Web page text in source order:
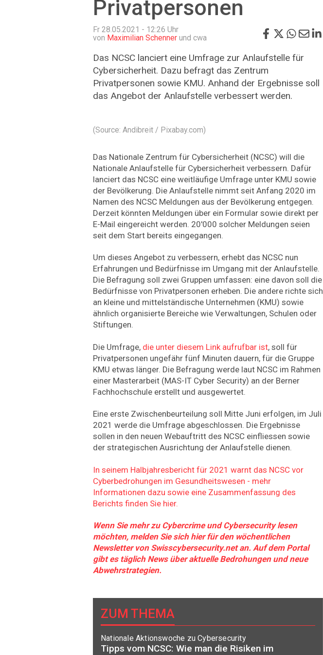
Privatpersonen
Fr 28.05.2021 - 12:26 Uhr
von Maximilian Schenner und cwa
Das NCSC lanciert eine Umfrage zur Anlaufstelle für
Cybersicherheit. Dazu befragt das Zentrum
Privatpersonen sowie KMU. Anhand der Ergebnisse soll
das Angebot der Anlaufstelle verbessert werden.
(Source: Andibreit / Pixabay.com)
Das Nationale Zentrum für Cybersicherheit (NCSC) will die
Nationale Anlaufstelle für Cybersicherheit verbessern. Dafür
lanciert das NCSC eine weitläufige Umfrage unter KMU sowie
der Bevölkerung. Die Anlaufstelle nimmt seit Anfang 2020 im
Namen des NCSC Meldungen aus der Bevölkerung entgegen.
Derzeit könnten Meldungen über ein Formular sowie direkt per
E-Mail eingereicht werden. 20'000 solcher Meldungen seien
seit dem Start bereits eingegangen.
Um dieses Angebot zu verbessern, erhebt das NCSC nun
Erfahrungen und Bedürfnisse im Umgang mit der Anlaufstelle.
Die Befragung soll zwei Gruppen umfassen: eine davon soll die
Bedürfnisse von Privatpersonen erheben. Die andere richte sich
an kleine und mittelständische Unternehmen (KMU) sowie
ähnlich organisierte Bereiche wie Verwaltungen, Schulen oder
Stiftungen.
Die Umfrage, die unter diesem Link aufrufbar ist, soll für
Privatpersonen ungefähr fünf Minuten dauern, für die Gruppe
KMU etwas länger. Die Befragung werde laut NCSC im Rahmen
einer Masterarbeit (MAS-IT Cyber Security) an der Berner
Fachhochschule erstellt und ausgewertet.
Eine erste Zwischenbeurteilung soll Mitte Juni erfolgen, im Juli
2021 werde die Umfrage abgeschlossen. Die Ergebnisse
sollen in den neuen Webauftritt des NCSC einfliessen sowie
der strategischen Ausrichtung der Anlaufstelle dienen.
In seinem Halbjahresbericht für 2021 warnt das NCSC vor
Cyberbedrohungen im Gesundheitswesen - mehr
Informationen dazu sowie eine Zusammenfassung des
Berichts finden Sie hier.
Wenn Sie mehr zu Cybercrime und Cybersecurity lesen
möchten, melden Sie sich hier für den wöchentlichen
Newsletter von Swisscybersecurity.net an. Auf dem Portal
gibt es täglich News über aktuelle Bedrohungen und neue
Abwehrstrategien.
ZUM THEMA
Nationale Aktionswoche zu Cybersecurity
Tipps vom NCSC: Wie man die Risiken im